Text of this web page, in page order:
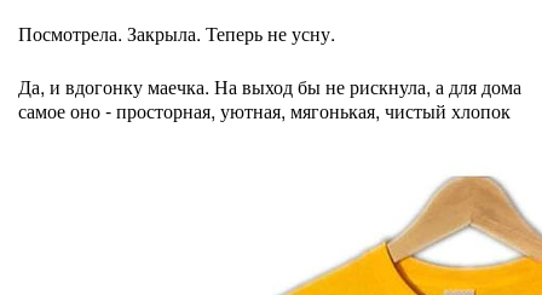
Посмотрела. Закрыла. Теперь не усну.
Да, и вдогонку маечка. На выход бы не рискнула, а для дома
самое оно - просторная, уютная, мягонькая, чистый хлопок